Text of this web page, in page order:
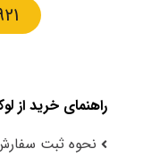
راهنمای خرید از
نحوه ثبت